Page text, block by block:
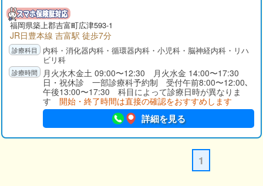
福岡県築上郡吉富町広津593-1
JR日豊本線 吉富駅 徒歩7分
内科・消化器内科・循環器内科・小児科・脳神経内科・リハ
ビリ科
月火水木金土 09:00〜12:30 月火水金 14:00〜17:30
日・祝休診 一部診療科予約制 受付午前8:00〜12:00､
午後13:00〜17:30 科目によって診療日時が異なりま
す 開始・終了時間は直接の確認をおすすめします
詳細を見る
1